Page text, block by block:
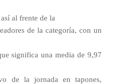
al frente de la
de la categoría, con un
significa una media de 9,97
de la jornada en tapones,